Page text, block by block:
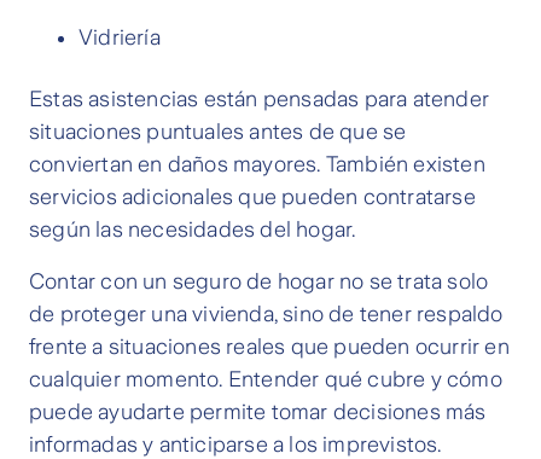
Vidriería
Estas asistencias están pensadas para atender
situaciones puntuales antes de que se
conviertan en daños mayores. También existen
servicios adicionales que pueden contratarse
según las necesidades del hogar.
Contar con un seguro de hogar no se trata solo
de proteger una vivienda, sino de tener respaldo
frente a situaciones reales que pueden ocurrir en
cualquier momento. Entender qué cubre y cómo
puede ayudarte permite tomar decisiones más
informadas y anticiparse a los imprevistos.